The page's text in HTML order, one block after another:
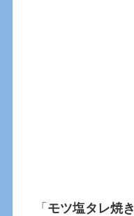
「 モツ塩タレ焼き